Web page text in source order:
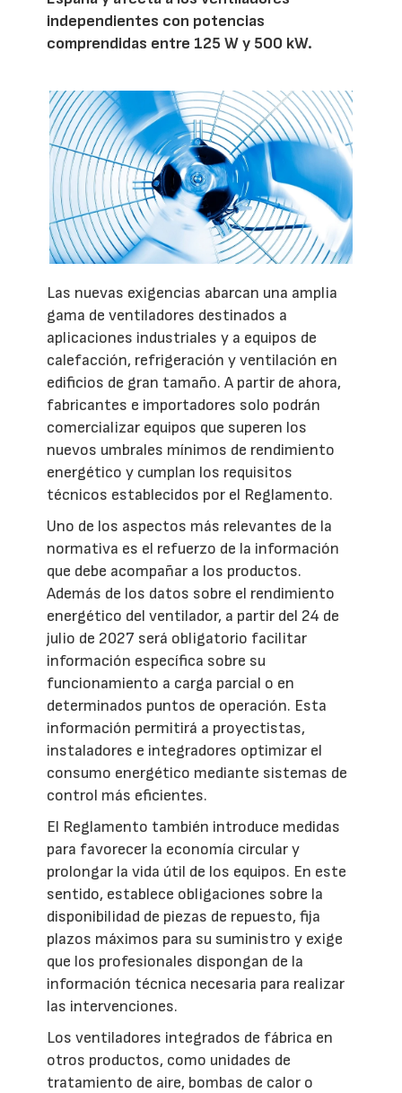
independientes con potencias
comprendidas entre 125 W y 500 kW.
Las nuevas exigencias abarcan una amplia
gama de ventiladores destinados a
aplicaciones industriales y a equipos de
calefacción, refrigeración y ventilación en
edificios de gran tamaño. A partir de ahora,
fabricantes e importadores solo podrán
comercializar equipos que superen los
nuevos umbrales mínimos de rendimiento
energético y cumplan los requisitos
técnicos establecidos por el Reglamento.
Uno de los aspectos más relevantes de la
normativa es el refuerzo de la información
que debe acompañar a los productos.
Además de los datos sobre el rendimiento
energético del ventilador, a partir del 24 de
julio de 2027 será obligatorio facilitar
información específica sobre su
funcionamiento a carga parcial o en
determinados puntos de operación. Esta
información permitirá a proyectistas,
instaladores e integradores optimizar el
consumo energético mediante sistemas de
control más eficientes.
El Reglamento también introduce medidas
para favorecer la economía circular y
prolongar la vida útil de los equipos. En este
sentido, establece obligaciones sobre la
disponibilidad de piezas de repuesto, fija
plazos máximos para su suministro y exige
que los profesionales dispongan de la
información técnica necesaria para realizar
las intervenciones.
Los ventiladores integrados de fábrica en
otros productos, como unidades de
tratamiento de aire, bombas de calor o